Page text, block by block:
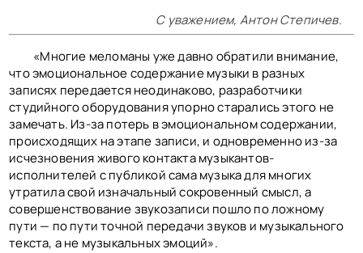
С уважением, Антон Степичев.
«Многие меломаны уже давно обратили внимание,
что эмоциональное содержание музыки в разных
записях передается неодинаково, разработчики
студийного оборудования упорно старались этого не
замечать. Из-за потерь в эмоциональном содержании,
происходящих на этапе записи, и одновременно из-за
исчезновения живого контакта музыкантов-
исполнителей с публикой сама музыка для многих
утратила свой изначальный сокровенный смысл, а
совершенствование звукозаписи пошло по ложному
пути — по пути точной передачи звуков и музыкального
текста, а не музыкальных эмоций».